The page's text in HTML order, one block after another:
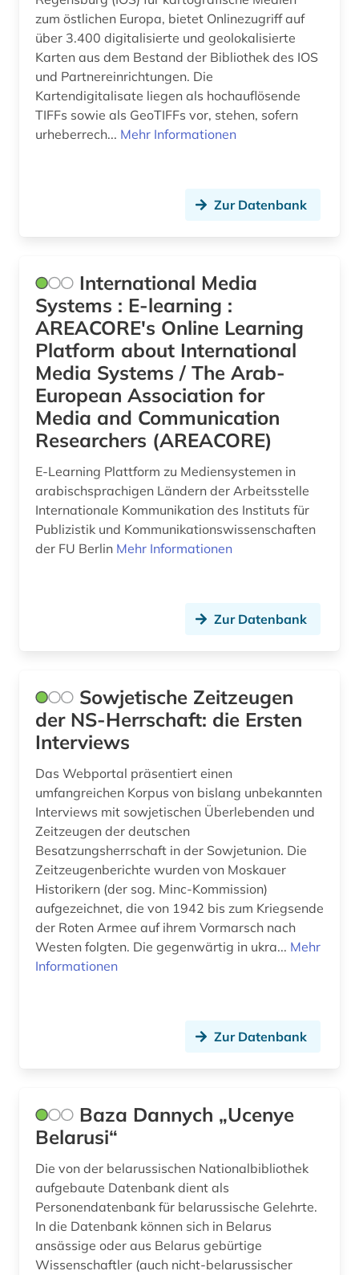
zum östlichen Europa, bietet Onlinezugriff auf
über 3.400 digitalisierte und geolokalisierte
Karten aus dem Bestand der Bibliothek des IOS
und Partnereinrichtungen. Die
Kartendigitalisate liegen als hochauflösende
TIFFs sowie als GeoTIFFs vor, stehen, sofern
urheberrech... Mehr Informationen
Zur Datenbank
International Media
Systems : E-learning :
AREACORE's Online Learning
Platform about International
Media Systems / The Arab-
European Association for
Media and Communication
Researchers (AREACORE)
E-Learning Plattform zu Mediensystemen in
arabischsprachigen Ländern der Arbeitsstelle
Internationale Kommunikation des Instituts für
Publizistik und Kommunikationswissenschaften
der FU Berlin Mehr Informationen
Zur Datenbank
Sowjetische Zeitzeugen
der NS-Herrschaft: die Ersten
Interviews
Das Webportal präsentiert einen
umfangreichen Korpus von bislang unbekannten
Interviews mit sowjetischen Überlebenden und
Zeitzeugen der deutschen
Besatzungsherrschaft in der Sowjetunion. Die
Zeitzeugenberichte wurden von Moskauer
Historikern (der sog. Minc-Kommission)
aufgezeichnet, die von 1942 bis zum Kriegsende
der Roten Armee auf ihrem Vormarsch nach
Westen folgten. Die gegenwärtig in ukra... Mehr
Informationen
Zur Datenbank
Baza Dannych „Ucenye
Belarusi“
Die von der belarussischen Nationalbibliothek
aufgebaute Datenbank dient als
Personendatenbank für belarussische Gelehrte.
In die Datenbank können sich in Belarus
ansässige oder aus Belarus gebürtige
Wissenschaftler (auch nicht-belarussischer